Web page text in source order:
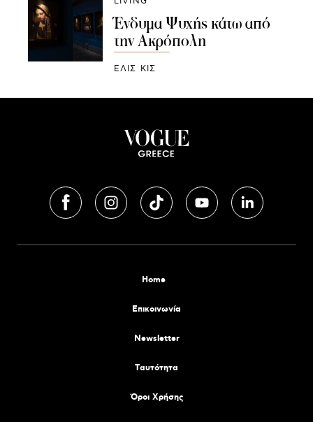
Ένδυμα Ψυχής κάτω από
την Ακρόπολη
ΕΛΙΣ ΚΙΣ
Home
Επικοινωνία
Newsletter
Tαυτότητα
Όροι Χρήσης